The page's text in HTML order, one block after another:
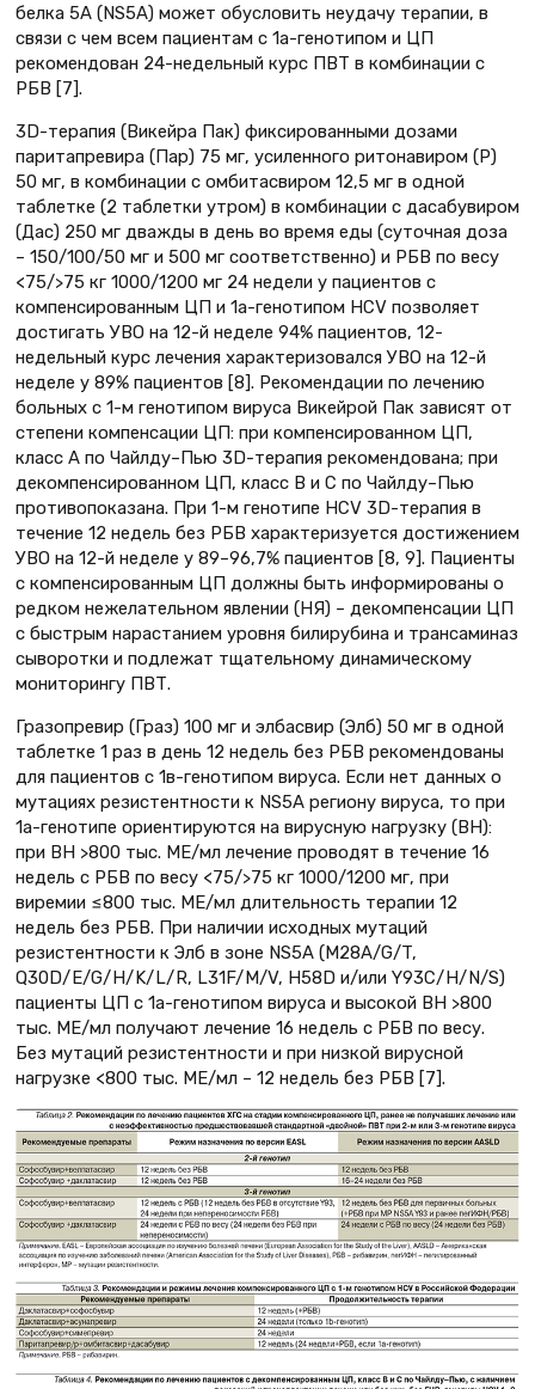
белка 5А (NS5A) может обусловить неудачу терапии, в
связи с чем всем пациентам с 1а-генотипом и ЦП
рекомендован 24-недельный курс ПВТ в комбинации с
РБВ [7].
3D-терапия (Викейра Пак) фиксированными дозами
паритапревира (Пар) 75 мг, усиленного ритонавиром (Р)
50 мг, в комбинации с омбитасвиром 12,5 мг в одной
таблетке (2 таблетки утром) в комбинации с дасабувиром
(Дас) 250 мг дважды в день во время еды (суточная доза
– 150/100/50 мг и 500 мг соответственно) и РБВ по весу
<75/>75 кг 1000/1200 мг 24 недели у пациентов с
компенсированным ЦП и 1а-генотипом HCV позволяет
достигать УВО на 12-й неделе 94% пациентов, 12-
недельный курс лечения характеризовался УВО на 12-й
неделе у 89% пациентов [8]. Рекомендации по лечению
больных с 1-м генотипом вируса Викейрой Пак зависят от
степени компенсации ЦП: при компенсированном ЦП,
класс A по Чайлду–Пью 3D-терапия рекомендована; при
декомпенсированном ЦП, класс В и С по Чайлду–Пью
противопоказана. При 1-м генотипе HCV 3D-терапия в
течение 12 недель без РБВ характеризуется достижением
УВО на 12-й неделе у 89–96,7% пациентов [8, 9]. Пациенты
с компенсированным ЦП должны быть информированы о
редком нежелательном явлении (НЯ) – декомпенсации ЦП
с быстрым нарастанием уровня билирубина и трансаминаз
сыворотки и подлежат тщательному динамическому
мониторингу ПВТ.
Гразопревир (Граз) 100 мг и элбасвир (Элб) 50 мг в одной
таблетке 1 раз в день 12 недель без РБВ рекомендованы
для пациентов с 1в-генотипом вируса. Если нет данных о
мутациях резистентности к NS5A региону вируса, то при
1а-генотипе ориентируются на вирусную нагрузку (ВН):
при ВН >800 тыс. МЕ/мл лечение проводят в течение 16
недель с РБВ по весу <75/>75 кг 1000/1200 мг, при
виремии ≤800 тыс. МЕ/мл длительность терапии 12
недель без РБВ. При наличии исходных мутаций
резистентности к Элб в зоне NS5A (М28А/G/T,
Q30D/E/G/H/K/L/R, L31F/M/V, H58D и/или Y93C/H/N/S)
пациенты ЦП с 1а-генотипом вируса и высокой ВН >800
тыс. МЕ/мл получают лечение 16 недель с РБВ по весу.
Без мутаций резистентности и при низкой вирусной
нагрузке <800 тыс. МЕ/мл – 12 недель без РБВ [7].